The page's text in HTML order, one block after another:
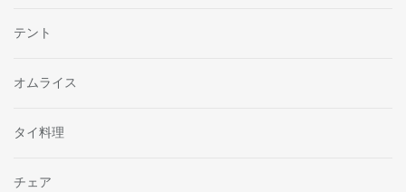
テント
オムライス
タイ料理
チェア